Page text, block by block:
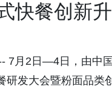
快餐创新
7月2日—4日，由中
研发大会暨粉面品